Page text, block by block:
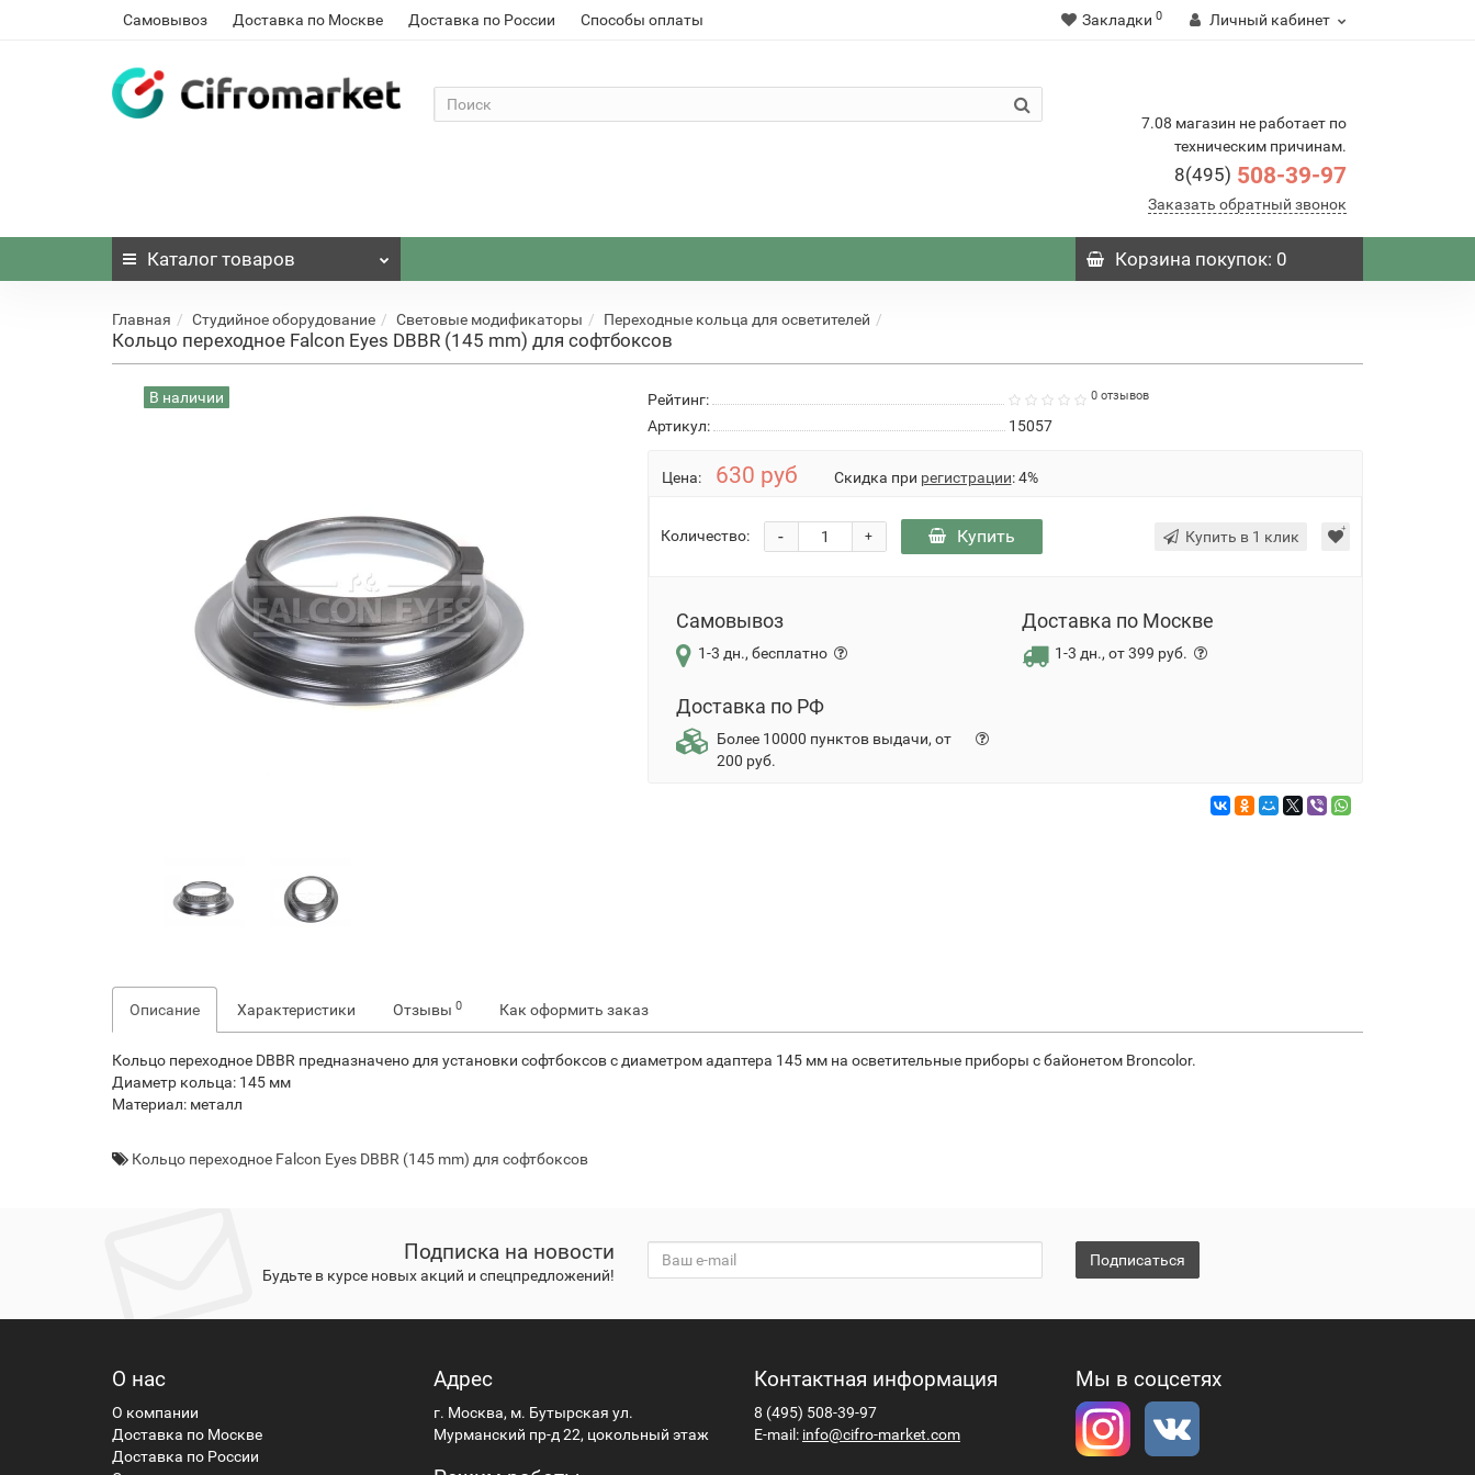
Самовывоз Доставка по Москве Доставка по России Способы оплаты Закладки 0 Личный кабинет
7.08 магазин не работает по
техническим причинам.
8(495) 508-39-97
Заказать обратный звонок
Каталог товаров Корзинапокупок: 0
Главная Студийное оборудование Световые модификаторы Переходные кольца для осветителей
Кольцо переходное Falcon Eyes DBBR (145 mm) для софтбоксов
В наличии Рейтинг: 0 отзывов
Артикул: 15057
Цена: 630 руб Скидка при регистрации: 4%
Количество: +
- Купить Купить в 1 клик
Самовывоз
1-3 дн., бесплатно
Доставка по Москве
1-3 дн., от 399 руб.
Доставка по РФ
Более 10000 пунктов выдачи, от
200 руб.
Описание Характеристики Отзывы 0 Как оформить заказ
Кольцо переходное DBBR предназначено для установки софтбоксов с диаметром адаптера 145 мм на осветительные приборы с байонетом Broncolor.
Диаметр кольца: 145 мм
Материал: металл
Кольцо переходное Falcon Eyes DBBR (145 mm) для софтбоксов
Подписка на новости
Будьте в курсе новых акций и спецпредложений!
Подписаться
О нас
О компании
Доставка по Москве
Доставка по России
Адрес
г. Москва, м. Бутырская ул.
Мурманский пр-д 22, цокольный этаж
Контактная информация
8 (495) 508-39-97
E-mail: info@cifro-market.com
Мы в соцсетях